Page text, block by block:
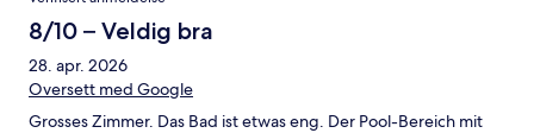
8/10 – Veldig bra
28. apr. 2026
Oversett med Google
Grosses Zimmer. Das Bad ist etwas eng. Der Pool-Bereich mit